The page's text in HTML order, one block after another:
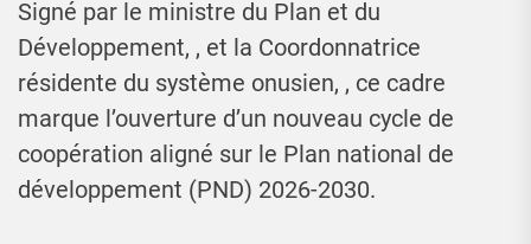
Signé par le ministre du Plan et du
Développement, , et la Coordonnatrice
résidente du système onusien, , ce cadre
marque l’ouverture d’un nouveau cycle de
coopération aligné sur le Plan national de
développement (PND) 2026-2030.